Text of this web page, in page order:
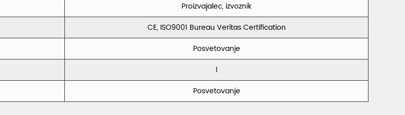
pleteno
farbično
Proizvajalec, izvoznik
CE, ISO9001 Bureau Veritas Certification
Posvetovanje
1
Posvetovanje